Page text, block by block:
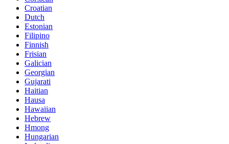
Croatian
Dutch
Estonian
Filipino
Finnish
Frisian
Galician
Georgian
Gujarati
Haitian
Hausa
Hawaiian
Hebrew
Hmong
Hungarian